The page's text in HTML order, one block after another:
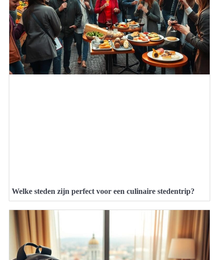
Welke steden zijn perfect voor een culinaire stedentrip?